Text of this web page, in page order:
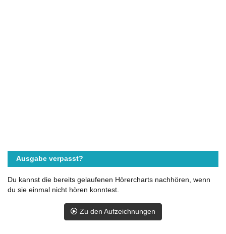
Ausgabe verpasst?
Du kannst die bereits gelaufenen Hörercharts nachhören, wenn
du sie einmal nicht hören konntest.
Zu den Aufzeichnungen